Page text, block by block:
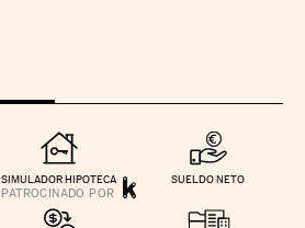
SIMULADOR HIPOTECA SUELDO NETO